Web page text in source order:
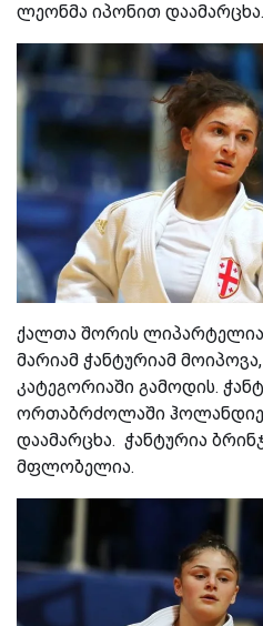
ლეონმა იპონით დაამარცხა.
ქალთა შორის
მარიამ ჭანტურიამ
კატეგორიაში გამოდის.
ორთაბრძოლაში
დაამარცხა. ჭანტურია
მფლობელია.